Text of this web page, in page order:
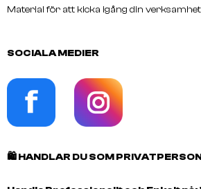
Material för att kicka igång din
SOCIALA MEDIER
🛍️HANDLAR DU SOM